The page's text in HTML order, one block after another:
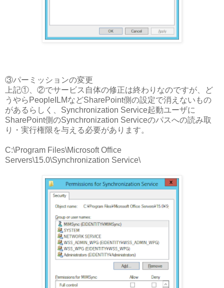
③パーミッションの変更
上記①、②でサービス自体の修正は終わりなのですが、ど
うやらPeopleILMなどSharePoint側の設定で消えないもの
があるらしく、Synchronization Service起動ユーザに
SharePoint側のSynchronization Serviceのパスへの読み取
り・実行権限を与える必要があります。
C:\Program Files\Microsoft Office
Servers\15.0\Synchronization Service\